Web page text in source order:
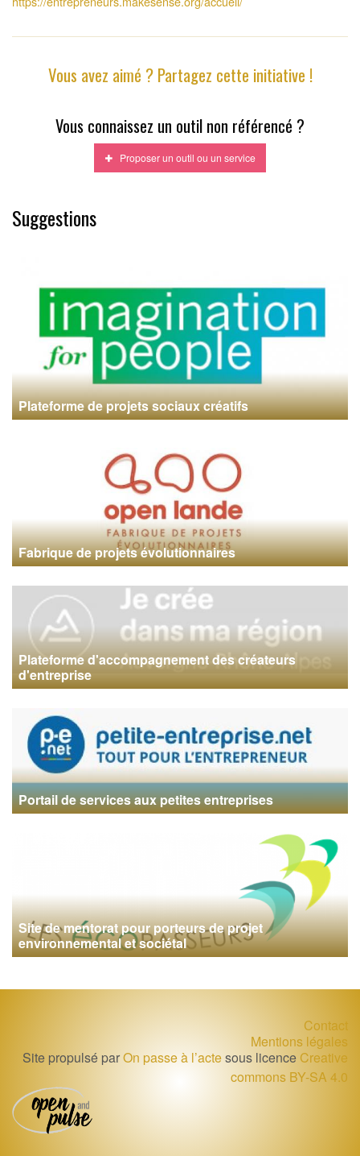
Vous avez aimé ? Partagez cette initiative !
Vous connaissez un outil non référencé ?
Proposer un outil ou un service
Suggestions
Plateforme de projets sociaux créatifs
Fabrique de projets évolutionnaires
Plateforme d'accompagnement des créateurs
d'entreprise
Portail de services aux petites entreprises
Site de mentorat pour porteurs de projet
environnemental et sociétal
Contact
Mentions légales
Site propulsé parOn passe à l’actesous licence Creative
commons BY-SA 4.0